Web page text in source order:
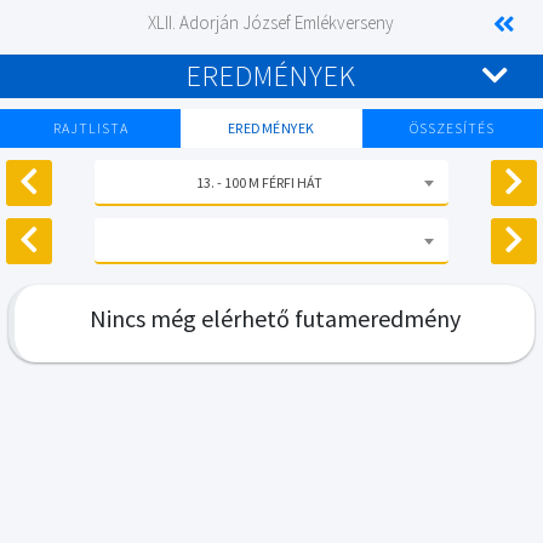
XLII. Adorján József Emlékverseny
EREDMÉNYEK
RAJTLISTA EREDMÉNYEK ÖSSZESÍTÉS
13. - 100 M FÉRFI HÁT
Nincs még elérhető futameredmény